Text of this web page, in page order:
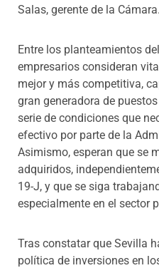
Salas, gerente de la Cámara.
Entre los planteamientos
empresarios consideran
mejor y más competitiva,
gran generadora de
serie de condiciones que
efectivo por parte de la
Asimismo, esperan que se
adquiridos,
19-J, y que se siga
especialmente en el sector
Tras constatar que Sevilla
política de inversiones en